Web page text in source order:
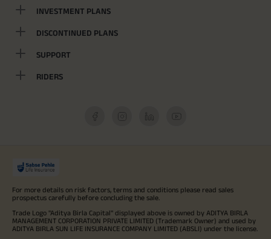
INVESTMENT PLANS
DISCONTINUED PLANS
SUPPORT
RIDERS
For more details on risk factors, terms and conditions please read sales
prospectus carefully before concluding the sale.
Trade Logo "Aditya Birla Capital" displayed above is owned by ADITYA BIRLA
MANAGEMENT CORPORATION PRIVATE LIMITED (Trademark Owner) and used by
ADITYA BIRLA SUN LIFE INSURANCE COMPANY LIMITED (ABSLI) under the license.